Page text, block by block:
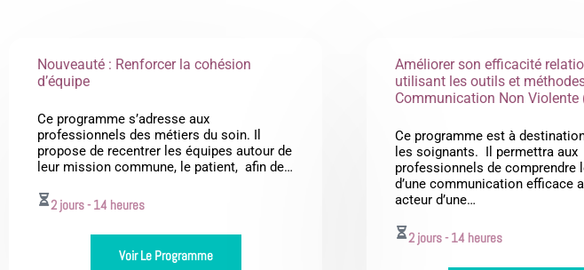
Nouveauté : Renforcer la cohésion
d’équipe
Ce programme s’adresse aux
professionnels des métiers du soin. Il
propose de recentrer les équipes autour de
leur mission commune, le patient, afin de…
2 jours - 14 heures
Voir Le Programme
Améliorer son efficacité
utilisant les outils et
Communication Non Violente
Ce programme est à
les soignants. Il permettra aux
professionnels de comprendre
d’une communication efficace
acteur d’une…
2 jours - 14 heures